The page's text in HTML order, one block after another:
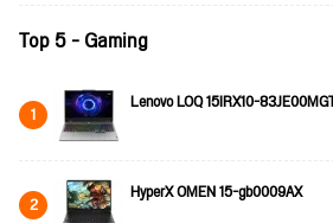
Top 5 - Gaming
1 Lenovo LOQ 15IRX10-
2 HyperX OMEN 15-gb0009AX